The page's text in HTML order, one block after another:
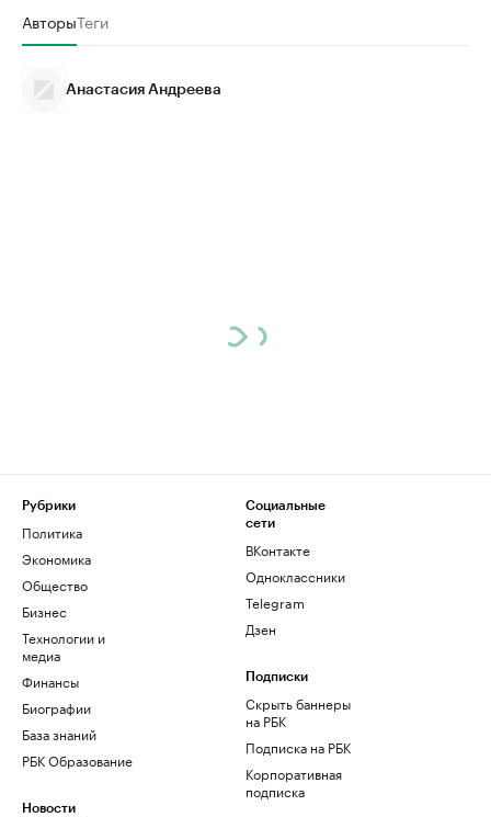
АвторыТеги
Анастасия Андреева
Рубрики
Политика
Экономика
Общество
Бизнес
Технологии и
медиа
Финансы
Биографии
База знаний
РБК Образование
Новости
Социальные
сети
ВКонтакте
Одноклассники
Telegram
Дзен
Подписки
Скрыть баннеры
на РБК
Подписка на РБК
Корпоративная
подписка